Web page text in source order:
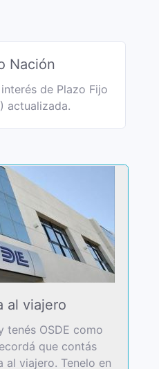
Nación
de Plazo Fijo
actualizada.
al viajero
tenés OSDE como
que contás
al viajero. Tenelo en